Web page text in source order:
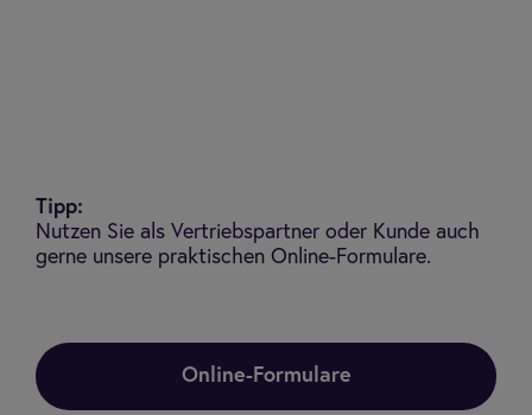
Tipp:
Nutzen Sie als Vertriebspartner oder Kunde auch
gerne unsere praktischen Online-Formulare.
Online-Formulare